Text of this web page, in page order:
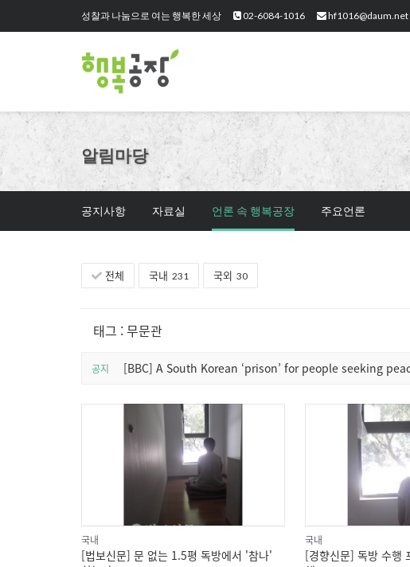
성찰과 나눔으로 여는 행복한 세상 02-6084-1016 hf1016@daum.net
알림마당
공지사항 자료실 언론 속 행복공장 주요언론
전체 국내 231 국외 30
태그 :무문관
공지 [BBC] A South Korean ‘prison’ for people seeking
국내
[법보신문] 문 없는 1.5평 독방에서 '참나'
국내
[경향신문] 독방 수행